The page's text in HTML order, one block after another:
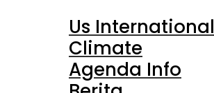
Us International
Climate
Agenda Info